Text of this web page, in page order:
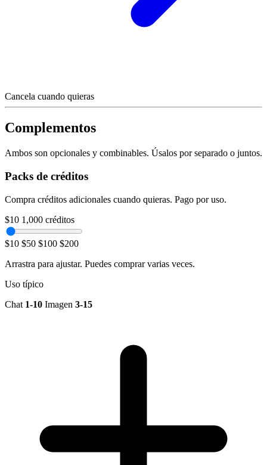
Cancela cuando quieras
Complementos
Ambos son opcionales y combinables. Úsalos por separado o juntos.
Packs de créditos
Compra créditos adicionales cuando quieras. Pago por uso.
$10 1,000 créditos
$10 $50 $100 $200
Arrastra para ajustar. Puedes comprar varias veces.
Uso típico
Chat 1-10 Imagen 3-15